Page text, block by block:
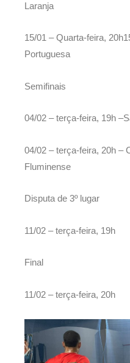
Laranja
15/01 – Quarta-feira,
Portuguesa
Semifinais
04/02 – terça-feira, 19h
04/02 – terça-feira, 20h –
Fluminense
Disputa de 3º lugar
11/02 – terça-feira, 19h
Final
11/02 – terça-feira, 20h